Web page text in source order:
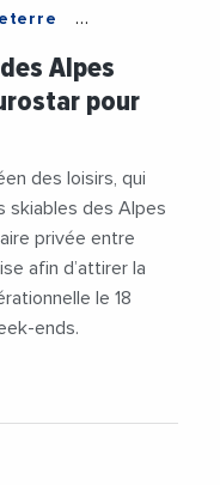
Alpes
pour
des loisirs, qui
skiables des Alpes
privée entre
afin d’attirer la
le 18
ends.